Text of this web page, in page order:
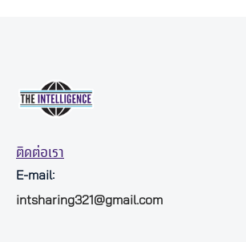
ติดต่อเรา
E-mail:
intsharing321@gmail.com